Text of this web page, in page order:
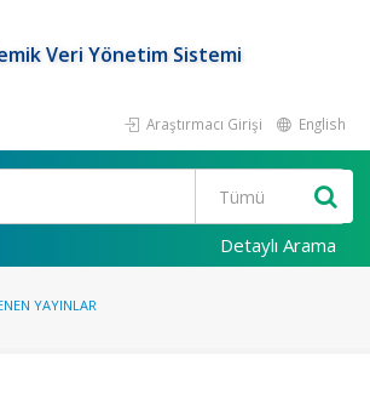
Veri Yönetim Sistemi
Araştırmacı Girişi English
Detaylı Arama
YAYINLAR